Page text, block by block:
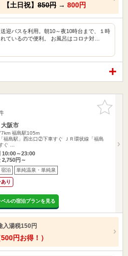
【土日祝】 850円 → 800円
迎バスを利用。朝10～夜10時台まで、１時
ているので便利。 お風呂はコロナ対…
お気に入
りに追加
阪市
福島駅105m
福島駅」西出口②下車すぐ ＪＲ環状線「福島
ぐ …
10:00～23:00
2,750円～
宿泊 単純温泉・単純泉
り
ルの宿泊プランを見る
湯税150円
円お得！）